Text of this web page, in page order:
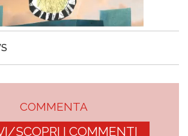
COMMENTA
SCOPRI I COMMENTI